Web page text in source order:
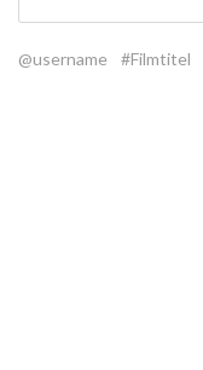
@username #Filmtitel